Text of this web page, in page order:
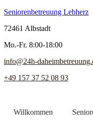
Seniorenbetreuung Lebherz
72461 Albstadt
Mo.-Fr. 8:00-18:00
info@24h-
+49 157 37 52 08 93
Willkommen